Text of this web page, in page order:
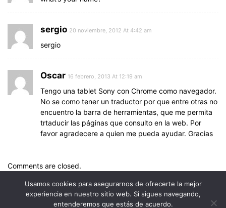
sergio 20 noviembre, 2012 At 4:42 am
sergio
Oscar 16 febrero, 2013 At 12:19 am
Tengo una tablet Sony con Chrome como navegador.
No se como tener un traductor por que entre otras no
encuentro la barra de herramientas, que me permita
trtaducir las páginas que consulto en la web. Por
favor agradecere a quien me pueda ayudar. Gracias
Comments are closed.
Usamos cookies para asegurarnos de ofrecerte la mejor
experiencia en nuestro sitio web. Si sigues navegando,
entenderemos que estás de acuerdo.